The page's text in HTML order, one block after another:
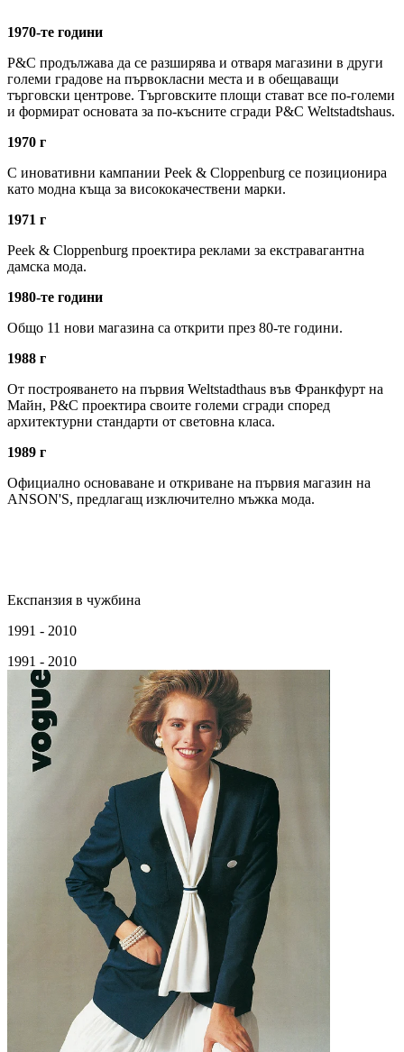
1970-те години
P&C продължава да се разширява и отваря магазини в други
големи градове на първокласни места и в обещаващи
търговски центрове. Търговските площи стават все по-големи
и формират основата за по-късните сгради P&C Weltstadtshaus.
1970 г
С иновативни кампании Peek & Cloppenburg се позиционира
като модна къща за висококачествени марки.
1971 г
Peek & Cloppenburg проектира реклами за екстравагантна
дамска мода.
1980-те години
Общо 11 нови магазина са открити през 80-те години.
1988 г
От построяването на първия Weltstadthaus във Франкфурт на
Майн, P&C проектира своите големи сгради според
архитектурни стандарти от световна класа.
1989 г
Официално основаване и откриване на първия магазин на
ANSON'S, предлагащ изключително мъжка мода.
Експанзия в чужбина
1991 - 2010
1991 - 2010